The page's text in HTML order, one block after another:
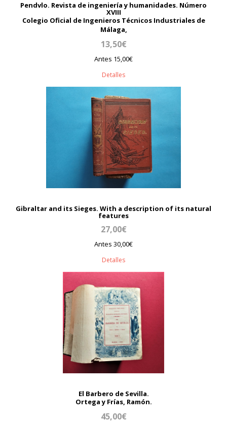
Pendvlo. Revista de ingeniería y humanidades. Número
XVIII
Colegio Oficial de Ingenieros Técnicos Industriales de
Málaga,
13,50€
Antes 15,00€
Detalles
Gibraltar and its Sieges. With a description of its natural
features
27,00€
Antes 30,00€
Detalles
El Barbero de Sevilla.
Ortega y Frías, Ramón.
45,00€